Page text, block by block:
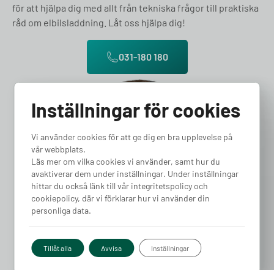
för att hjälpa dig med allt från tekniska frågor till praktiska
råd om elbilsladdning. Låt oss hjälpa dig!
031-180 180
Inställningar för cookies
Vi använder cookies för att ge dig en bra upplevelse på
vår webbplats.
Läs mer om vilka cookies vi använder, samt hur du
avaktiverar dem under inställningar. Under inställningar
hittar du också länk till vår integritetspolicy och
cookiepolicy, där vi förklarar hur vi använder din
personliga data.
Tillåt alla Avvisa Inställningar